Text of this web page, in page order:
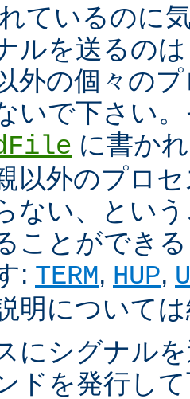
ているのに
ルを送るの
外の個々の
いで下さい
に書か
以外のプロ
ない、とい
ことができ
: TERM, HUP,
明について
にシグナル
ドを発行し